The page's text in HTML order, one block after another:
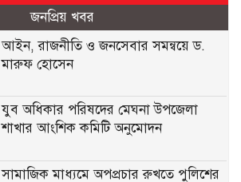
জনপ্রিয় খবর
আইন, রাজনীতি ও জনসেবার সমন্বয়ে ড.
মারুফ হোসেন
যুব অধিকার পরিষদের মেঘনা উপজেলা
শাখার আংশিক কমিটি অনুমোদন
সামাজিক মাধ্যমে অপপ্রচার রুখতে পুলিশের